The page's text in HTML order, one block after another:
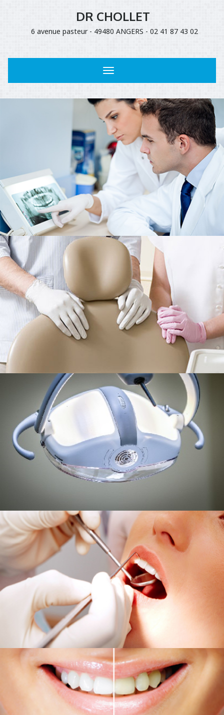
DR CHOLLET
6 avenue pasteur - 49480 ANGERS - 02 41 87 43 02
Toggle
navigation